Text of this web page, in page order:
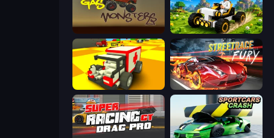
Mechacraft.io
Street Race Fury